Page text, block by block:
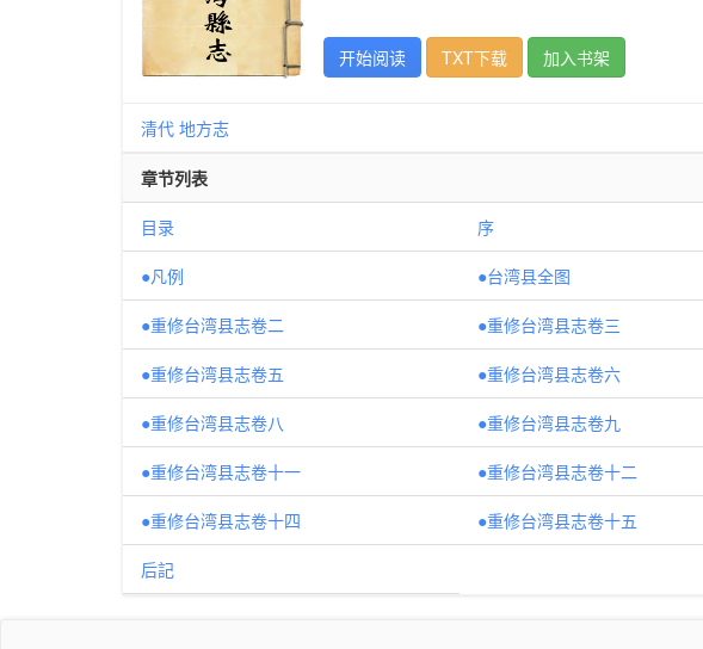
开始阅读 TXT下载 加入书架
清代 地方志
章节列表
目录 序
●凡例 ●台湾县全图
●重修台湾县志卷二 ●重修台湾县志卷三
●重修台湾县志卷五 ●重修台湾县志卷六
●重修台湾县志卷八 ●重修台湾县志卷九
●重修台湾县志卷十一 ●重修台湾县志卷十二
●重修台湾县志卷十四 ●重修台湾县志卷十五
后記